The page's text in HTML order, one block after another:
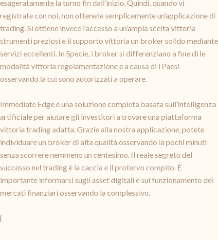
esageratamente la turno fin dall’inizio. Quindi, quando vi
registrate con noi, non ottenete semplicemente un’applicazione di
trading. Si ottiene invece l’accesso a un’ampia scelta vittoria
strumenti preziosi e il supporto vittoria un broker solido mediante
servizi eccellenti. In Specie, i broker si differenziano a fine di le
modalità vittoria regolamentazione e a causa di i Paesi
osservando la cui sono autorizzati a operare.
Immediate Edge è una soluzione completa basata sull’intelligenza
artificiale per aiutare gli investitori a trovare una piattaforma
vittoria trading adatta. Grazie alla nostra applicazione, potete
individuare un broker di alta qualità osservando la pochi minuti
senza scorrere nemmeno un centesimo. Il reale segreto del
successo nel trading è la caccia e il protervo compito. È
importante informarsi sugli asset digitali e sul funzionamento dei
mercati finanziari osservando la complessivo.
{